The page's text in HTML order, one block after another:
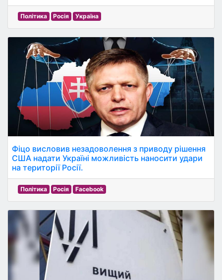
Політика Росія Україна
Фіцо висловив незадоволення з приводу рішення
США надати Україні можливість наносити удари
на території Росії.
Політика Росія Facebook